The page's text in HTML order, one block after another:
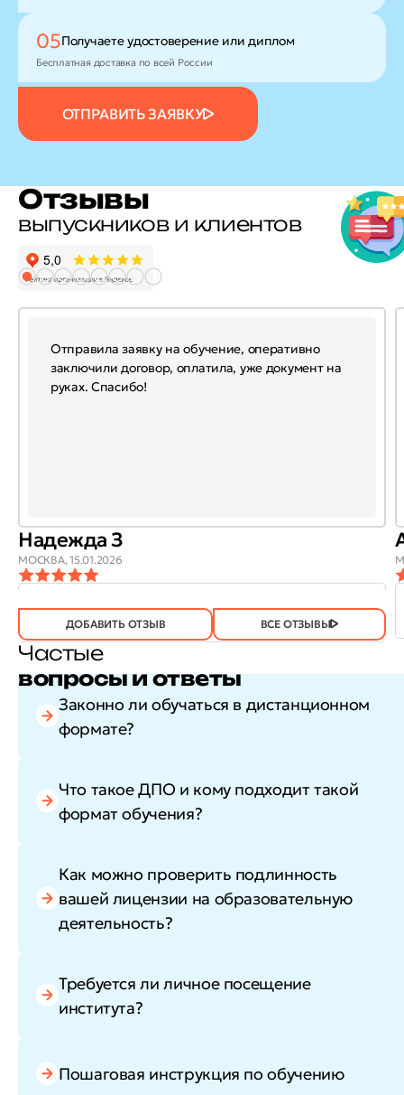
ОТПРАВИТЬ ЗАЯВКУ
05Получаете удостоверение или диплом
Бесплатная доставка по всей России
Отзывы
выпускников и клиентов
Отправила заявку на обучение, оперативно
заключили договор, оплатила, уже документ на
руках. Спасибо!
Надежда З
МОСКВА,15.01.2026
ПОЛЕЗЕН?
ДА(746) НЕТ(20)
ДОБАВИТЬ ОТЗЫВ ВСЕ ОТЗЫВЫ
Частые
вопросы и ответы
Законно ли обучаться в дистанционном
формате?
Что такое ДПО и кому подходит такой
формат обучения?
Как можно проверить подлинность
вашей лицензии на образовательную
деятельность?
Требуется ли личное посещение
института?
Пошаговая инструкция по обучению